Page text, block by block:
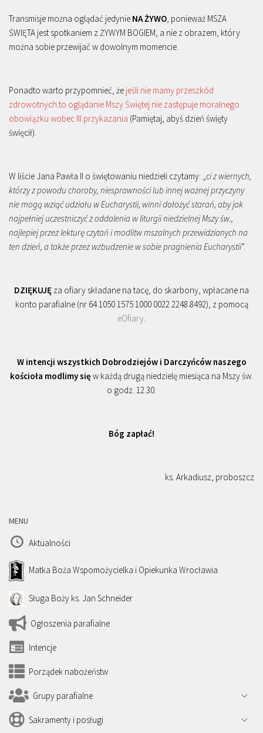
Transmisje można oglądać jedynie NA ŻYWO, ponieważ MSZA
ŚWIĘTA jest spotkaniem z ŻYWYM BOGIEM, a nie z obrazem, który
można sobie przewijać w dowolnym momencie.
Ponadto warto przypomnieć, że jeśli nie mamy przeszkód
zdrowotnych to oglądanie Mszy Świętej nie zastępuje moralnego
obowiązku wobec III przykazania (Pamiętaj, abyś dzień święty
święcił).
W liście Jana Pawła II o świętowaniu niedzieli czytamy: „ci z wiernych,
którzy z powodu choroby, niesprawności lub innej ważnej przyczyny
nie mogą wziąć udziału w Eucharystii, winni dołożyć starań, aby jak
najpełniej uczestniczyć z oddalenia w liturgii niedzielnej Mszy św.,
najlepiej przez lekturę czytań i modlitw mszalnych przewidzianych na
ten dzień, a także przez wzbudzenie w sobie pragnienia Eucharystii”.
DZIĘKUJĘ za ofiary składane na tacę, do skarbony, wpłacane na
konto parafialne (nr 64 1050 1575 1000 0022 2248 8492), z pomocą
eOfiary.
W intencji wszystkich Dobrodziejów i Darczyńców naszego
kościoła modlimy się w każdą drugą niedzielę miesiąca na Mszy św.
o godz. 12.30.
Bóg zapłać!
ks. Arkadiusz, proboszcz
MENU
Aktualności
Matka Boża Wspomożycielka i Opiekunka Wrocławia
Sługa Boży ks. Jan Schneider
Ogłoszenia parafialne
Intencje
Porządek nabożeństw
Grupy parafialne
Sakramenty i posługi